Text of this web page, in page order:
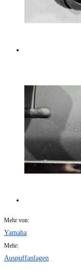
Mehr von:
Yamaha
Mehr:
Auspuffanlagen